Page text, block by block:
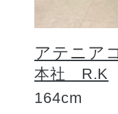
アテニア
本社 R.K
164cm